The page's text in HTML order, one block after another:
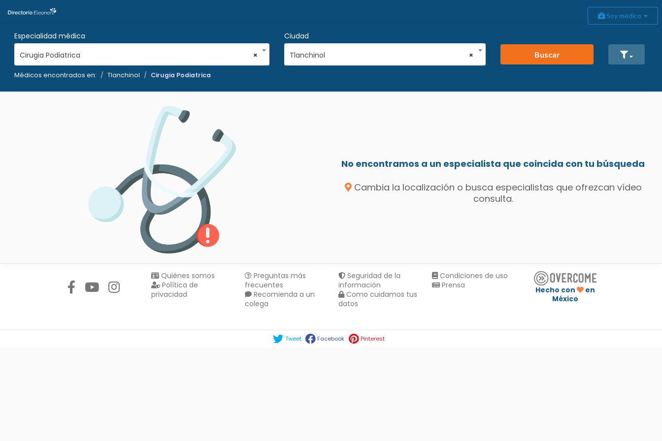
Soy médico
Especialidad médica
×
Cirugia Podiatrica
Ciudad
×
Tlanchinol Buscar
Médicos encontrados en: Tlanchinol Cirugia Podiatrica
No encontramos a un especialista que coincida con tu búsqueda
Cambia la localización o busca especialistas que ofrezcan vídeo
consulta.
Quiénes somos
Política de
privacidad
Preguntas más
frecuentes
Recomienda a un
colega
Seguridad de la
información
Como cuidamos tus
datos
Condiciones de uso
Prensa
Hecho con
en
México
Tweet Facebook Pinterest